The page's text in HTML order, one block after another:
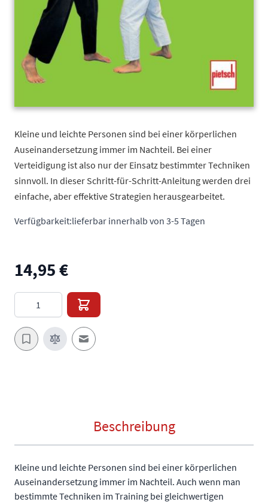
Kleine und leichte Personen sind bei einer körperlichen
Auseinandersetzung immer im Nachteil. Bei einer
Verteidigung ist also nur der Einsatz bestimmter Techniken
sinnvoll. In dieser Schritt-für-Schritt-Anleitung werden drei
einfache, aber effektive Strategien herausgearbeitet.
Verfügbarkeit:lieferbar innerhalb von 3-5 Tagen
14,95 €
E-Mail an einen Freund
Beschreibung
Kleine und leichte Personen sind bei einer körperlichen
Auseinandersetzung immer im Nachteil. Auch wenn man
bestimmte Techniken im Training bei gleichwertigen